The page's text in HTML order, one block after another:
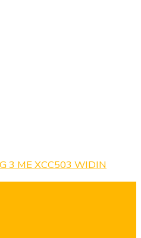
3 ME XCC503 WIDIN